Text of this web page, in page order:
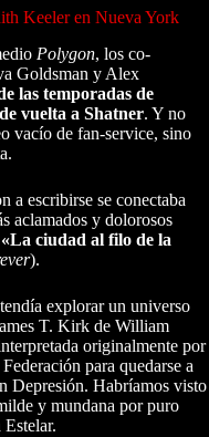
Keeler en Nueva York
Polygon, los co-
Goldsman y Alex
las temporadas de
vuelta a Shatner. Y no
vacío de fan-service, sino
a escribirse se conectaba
aclamados y dolorosos
«La ciudad al filo de la
).
explorar un universo
T. Kirk de William
originalmente por
para quedarse a
Depresión. Habríamos visto
y mundana por puro